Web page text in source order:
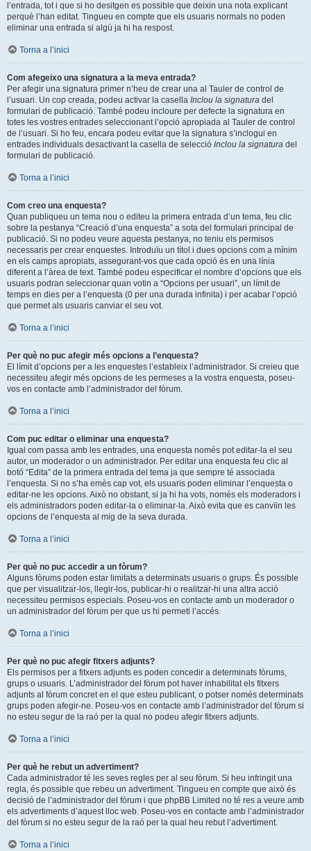
l’entrada, tot i que si ho desitgen es possible que deixin una nota explicant
perquè l’han editat. Tingueu en compte que els usuaris normals no poden
eliminar una entrada si algú ja hi ha respost.
Torna a l’inici
Com afegeixo una signatura a la meva entrada?
Per afegir una signatura primer n’heu de crear una al Tauler de control de
l’usuari. Un cop creada, podeu activar la casella Inclou la signatura del
formulari de publicació. També podeu incloure per defecte la signatura en
totes les vostres entrades seleccionant l’opció apropiada al Tauler de control
de l’usuari. Si ho feu, encara podeu evitar que la signatura s’inclogui en
entrades individuals desactivant la casella de selecció Inclou la signatura del
formulari de publicació.
Torna a l’inici
Com creo una enquesta?
Quan publiqueu un tema nou o editeu la primera entrada d’un tema, feu clic
sobre la pestanya “Creació d’una enquesta” a sota del formulari principal de
publicació. Si no podeu veure aquesta pestanya, no teniu els permisos
necessaris per crear enquestes. Introduïu un títol i dues opcions com a mínim
en els camps apropiats, assegurant-vos que cada opció és en una línia
diferent a l’àrea de text. També podeu especificar el nombre d’opcions que els
usuaris podran seleccionar quan votin a “Opcions per usuari”, un límit de
temps en dies per a l’enquesta (0 per una durada infinita) i per acabar l’opció
que permet als usuaris canviar el seu vot.
Torna a l’inici
Per què no puc afegir més opcions a l’enquesta?
El límit d’opcions per a les enquestes l’estableix l’administrador. Si creieu que
necessiteu afegir més opcions de les permeses a la vostra enquesta, poseu-
vos en contacte amb l’administrador del fòrum.
Torna a l’inici
Com puc editar o eliminar una enquesta?
Igual com passa amb les entrades, una enquesta només pot editar-la el seu
autor, un moderador o un administrador. Per editar una enquesta feu clic al
botó “Edita” de la primera entrada del tema ja que sempre té associada
l’enquesta. Si no s’ha emès cap vot, els usuaris poden eliminar l’enquesta o
editar-ne les opcions. Això no obstant, si ja hi ha vots, només els moderadors i
els administradors poden editar-la o eliminar-la. Això evita que es canvïin les
opcions de l’enquesta al mig de la seva durada.
Torna a l’inici
Per què no puc accedir a un fòrum?
Alguns fòrums poden estar limitats a determinats usuaris o grups. És possible
que per visualitzar-los, llegir-los, publicar-hi o realitzar-hi una altra acció
necessiteu permisos especials. Poseu-vos en contacte amb un moderador o
un administrador del fòrum per que us hi permeti l’accés.
Torna a l’inici
Per què no puc afegir fitxers adjunts?
Els permisos per a fitxers adjunts es poden concedir a determinats fòrums,
grups o usuaris. L’administrador del fòrum pot haver inhabilitat els fitxers
adjunts al fòrum concret en el que esteu publicant, o potser només determinats
grups poden afegir-ne. Poseu-vos en contacte amb l’administrador del fòrum si
no esteu segur de la raó per la qual no podeu afegir fitxers adjunts.
Torna a l’inici
Per què he rebut un advertiment?
Cada administrador té les seves regles per al seu fòrum. Si heu infringit una
regla, és possible que rebeu un advertiment. Tingueu en compte que això és
decisió de l’administrador del fòrum i que phpBB Limited no té res a veure amb
els advertiments d’aquest lloc web. Poseu-vos en contacte amb l’administrador
del fòrum si no esteu segur de la raó per la qual heu rebut l’advertiment.
Torna a l’inici